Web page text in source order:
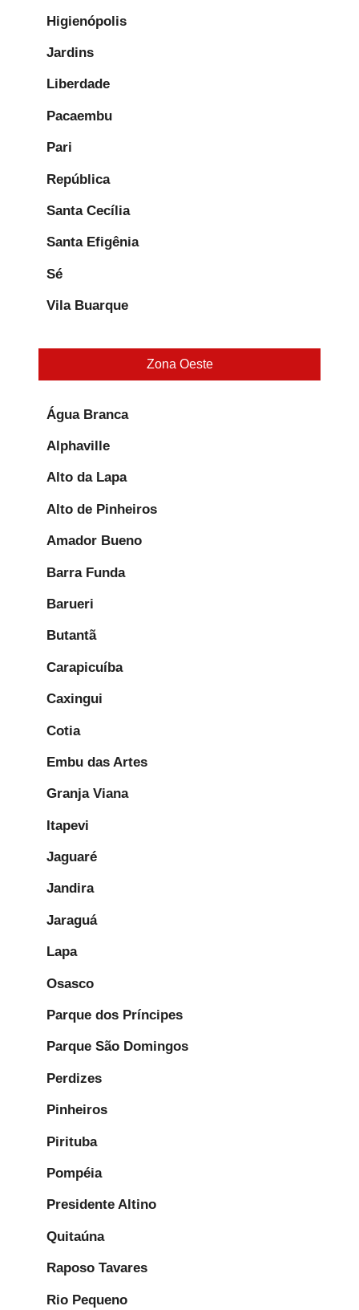
Higienópolis
Jardins
Liberdade
Pacaembu
Pari
República
Santa Cecília
Santa Efigênia
Sé
Vila Buarque
Zona Oeste
Água Branca
Alphaville
Alto da Lapa
Alto de Pinheiros
Amador Bueno
Barra Funda
Barueri
Butantã
Carapicuíba
Caxingui
Cotia
Embu das Artes
Granja Viana
Itapevi
Jaguaré
Jandira
Jaraguá
Lapa
Osasco
Parque dos Príncipes
Parque São Domingos
Perdizes
Pinheiros
Pirituba
Pompéia
Presidente Altino
Quitaúna
Raposo Tavares
Rio Pequeno